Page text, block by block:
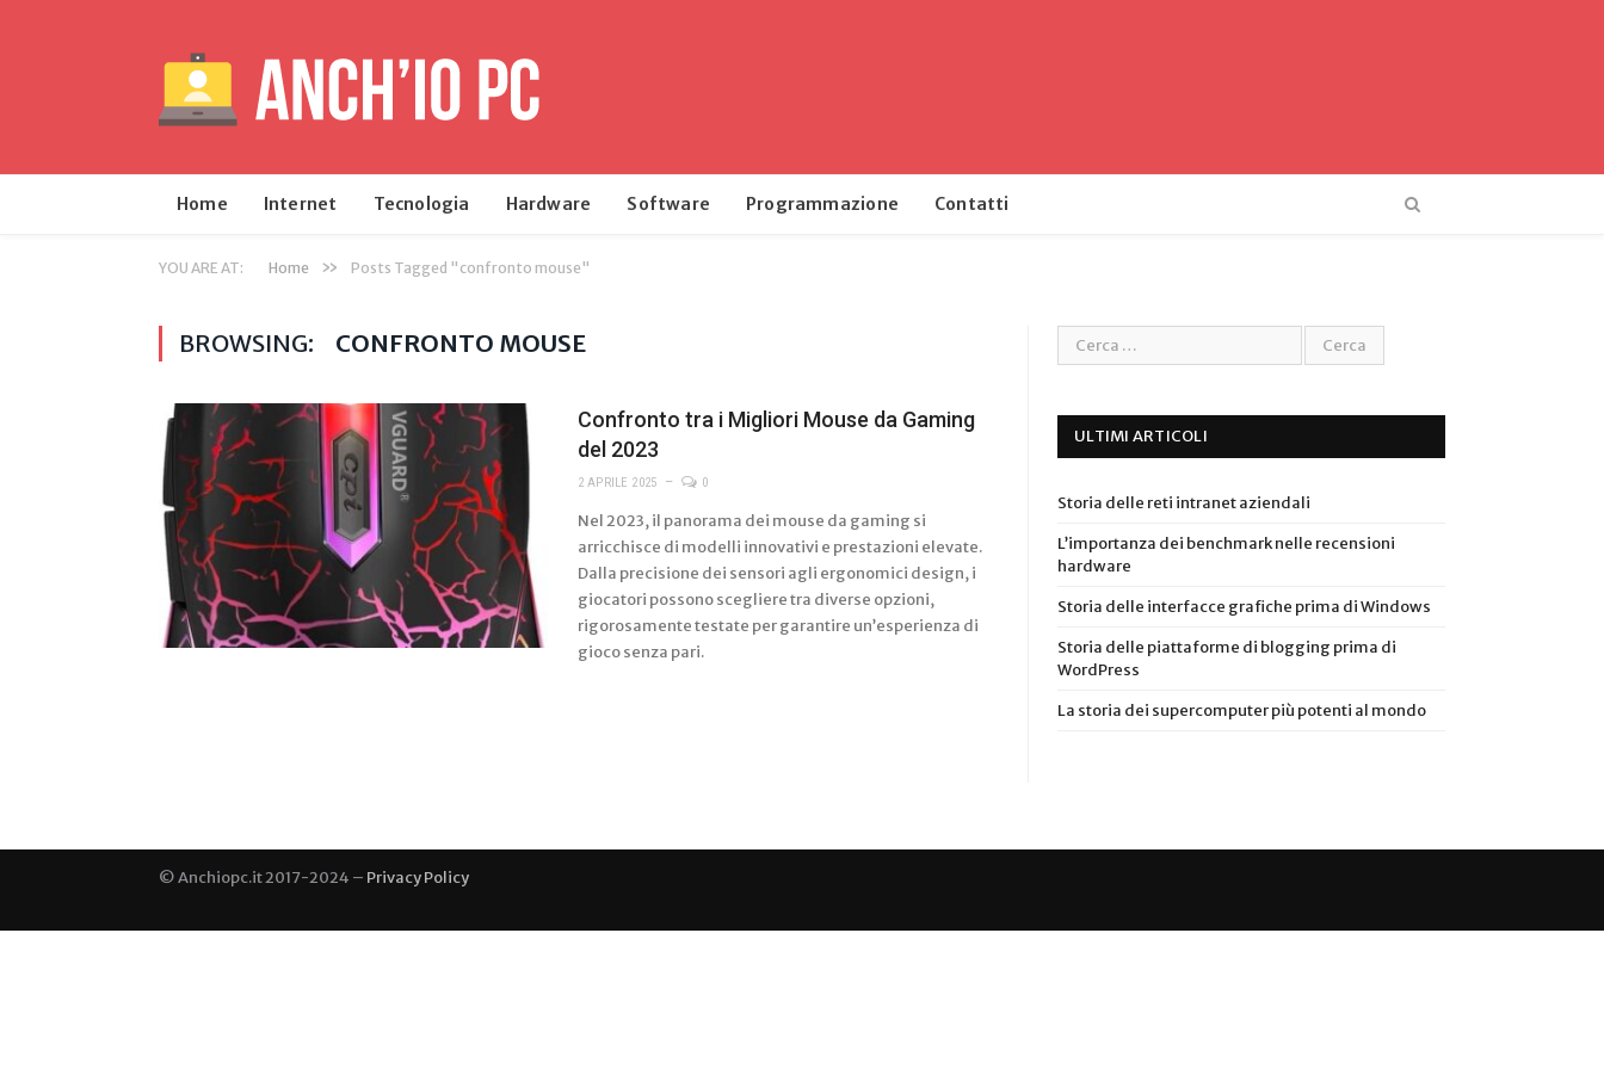
Home Internet Tecnologia Hardware Software Programmazione Contatti
YOU ARE AT: Home » Posts Tagged "confronto mouse"
BROWSING: CONFRONTO MOUSE
Confronto tra i Migliori Mouse da Gaming
del 2023
2 APRILE 2025 0
Nel 2023, il panorama dei mouse da gaming si
arricchisce di modelli innovativi e prestazioni elevate.
Dalla precisione dei sensori agli ergonomici design, i
giocatori possono scegliere tra diverse opzioni,
rigorosamente testate per garantire un’esperienza di
gioco senza pari.
ULTIMI ARTICOLI
Storia delle reti intranet aziendali
L’importanza dei benchmark nelle recensioni
hardware
Storia delle interfacce grafiche prima di Windows
Storia delle piattaforme di blogging prima di
WordPress
La storia dei supercomputer più potenti al mondo
© Anchiopc.it 2017-2024 – Privacy Policy